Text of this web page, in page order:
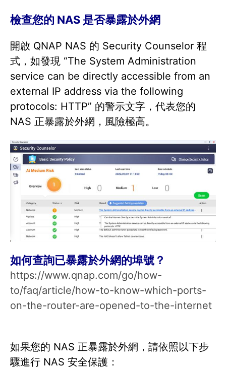
檢查您的 NAS 是否暴露於外網
開啟 QNAP NAS 的 Security Counselor 程
式，如發現 “The System Administration
service can be directly accessible from an
external IP address via the following
protocols: HTTP” 的警示文字，代表您的
NAS 正暴露於外網，風險極高。
如何查詢已暴露於外網的埠號？
https://www.qnap.com/go/how-
to/faq/article/how-to-know-which-ports-
on-the-router-are-opened-to-the-internet
如果您的 NAS 正暴露於外網，請依照以下步
驟進行 NAS 安全保護：